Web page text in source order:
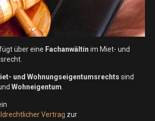
über eine Fachanwältin im Miet- und
und Wohnungseigentumsrechts sind
Wohneigentum.
Vertrag zur